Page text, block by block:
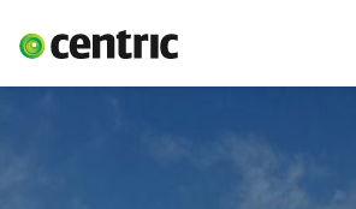
Oplossingen